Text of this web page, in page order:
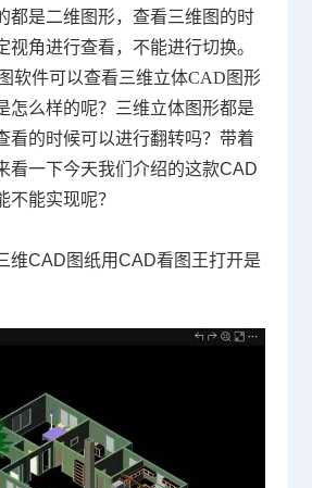
都是二维图形，查看三维图的时
视角进行查看，不能进行切换。
软件可以查看三维立体CAD图形
怎么样的呢？三维立体图形都是
看的时候可以进行翻转吗？带着
看一下今天我们介绍的这款CAD
不能实现呢？
维CAD图纸用CAD看图王打开是